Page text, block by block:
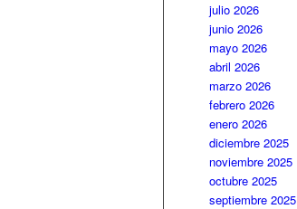
julio 2026
junio 2026
mayo 2026
abril 2026
marzo 2026
febrero 2026
enero 2026
diciembre 2025
noviembre 2025
octubre 2025
septiembre 2025